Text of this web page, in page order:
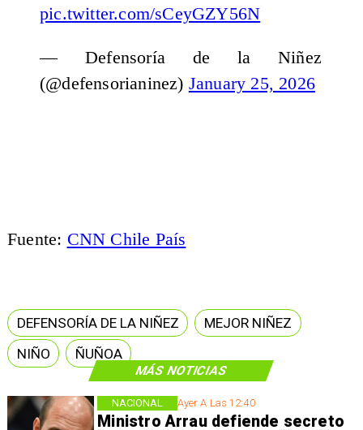
MÁS NOTICIAS
Ayer A Las 12:40
Ministro Arrau defiende secreto
NACIONAL
pic.twitter.com/sCeyGZY56N
— Defensoría de la Niñez
(@defensorianinez) January 25, 2026
Fuente: CNN Chile País
DEFENSORÍA DE LA NIÑEZ
MEJOR NIÑEZ
NIÑO
ÑUÑOA